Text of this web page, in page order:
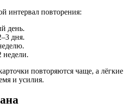
интервал повторения:
день.
дня.
недели.
повторяются чаще, а лёгкие
и усилия.